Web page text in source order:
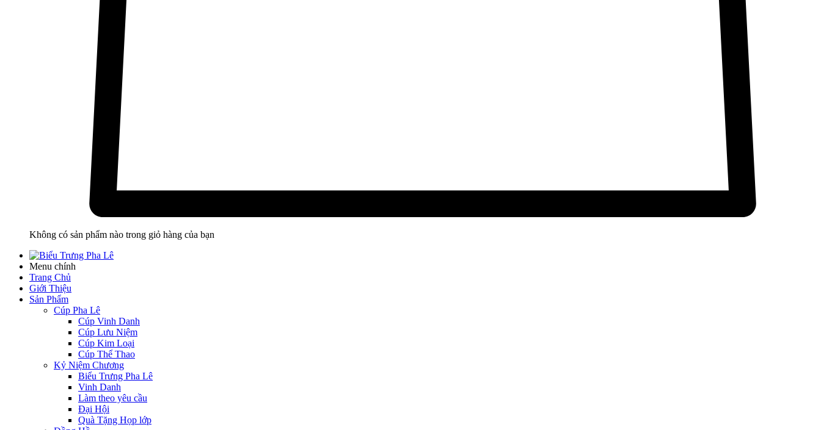
Không có sản phẩm nào trong giỏ hàng của bạn
Menu chính
Trang Chủ
Giới Thiệu
Sản Phẩm
Cúp Pha Lê
Cúp Vinh Danh
Cúp Lưu Niệm
Cúp Kim Loại
Cúp Thể Thao
Kỷ Niệm Chương
Biểu Trưng Pha Lê
Vinh Danh
Làm theo yêu cầu
Đại Hội
Quà Tặng Họp lớp